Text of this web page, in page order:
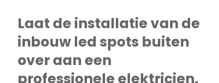
Laat de installatie van de
inbouw led spots buiten
over aan een
professionele elektricien.